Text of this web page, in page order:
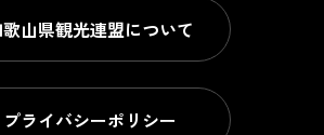
山県観光連盟について
プライバシーポリシー